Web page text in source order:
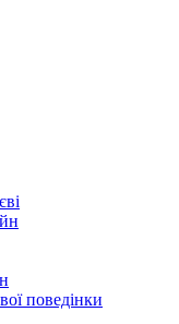
поведінки